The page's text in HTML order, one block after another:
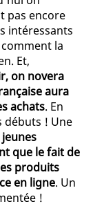
pas encore
intéressants
la
Et,
on novera
aura
achats. En
débuts ! Une
jeunes
que le fait de
produits
en ligne. Un
!